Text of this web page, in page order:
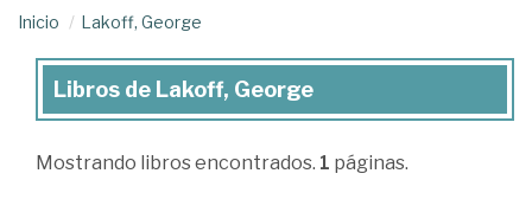
Inicio Lakoff, George
Libros
Lakoff,
Libros de Lakoff, George
Mostrando libros encontrados. 1 páginas.